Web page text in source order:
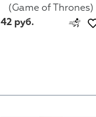
(Game of Thrones)
42 руб.